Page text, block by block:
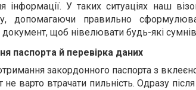
інформації. У таких ситуаціях наш
допомагаючи правильно
документ, щоб нівелювати будь-які
паспорта й перевірка даних
закордонного паспорта з
не варто втрачати пильність. Одразу